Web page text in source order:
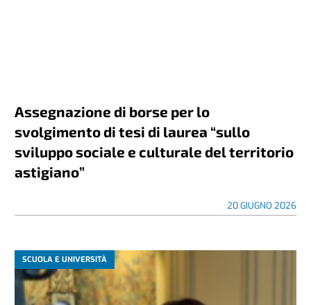
Assegnazione di borse per lo
svolgimento di tesi di laurea “sullo
sviluppo sociale e culturale del territorio
astigiano”
20 GIUGNO 2026
SCUOLA E UNIVERSITÀ